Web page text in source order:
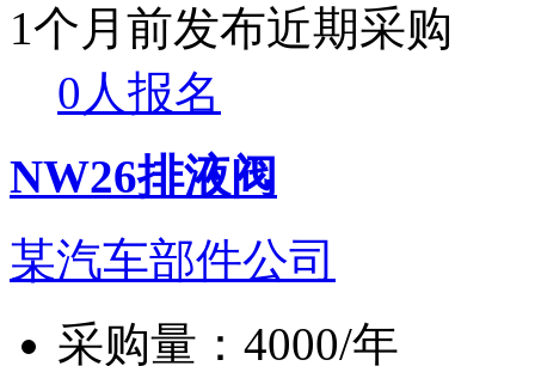
1个月前发布近期采购
0人报名
NW26排液阀
某汽车部件公司
采购量： 4000/年